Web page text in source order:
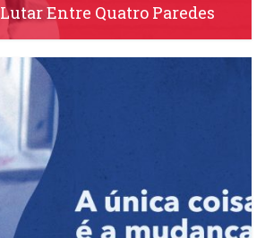
Entre Quatro Paredes